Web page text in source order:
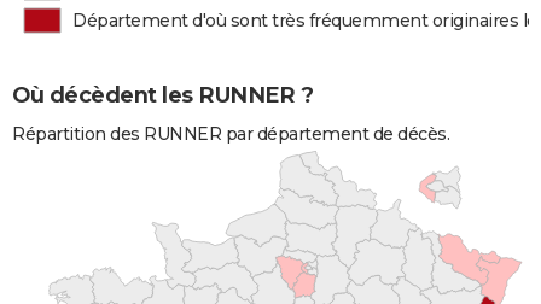
Département d'où sont très fréquemment originaires
Où décèdent les RUNNER ?
Répartition des RUNNER par département de décès.